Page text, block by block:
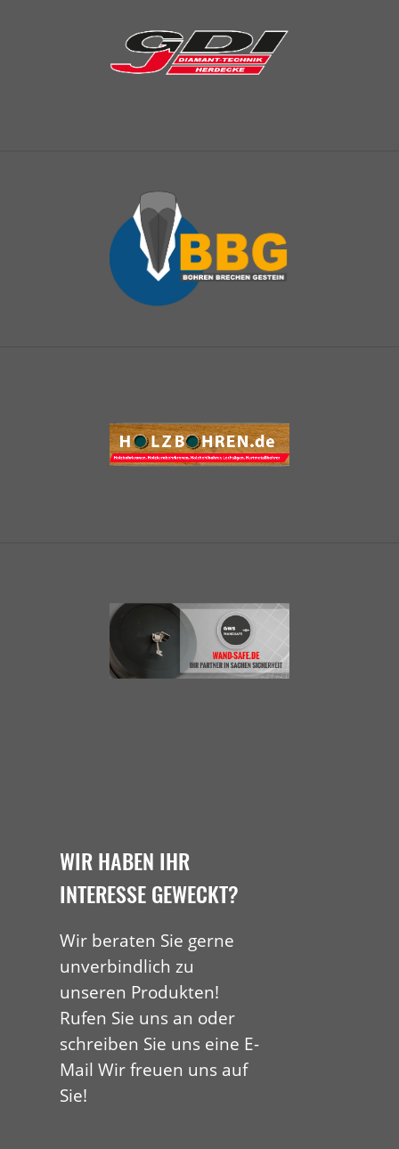
WIR HABEN IHR
INTERESSE GEWECKT?
Wir beraten Sie gerne
unverbindlich zu
unseren Produkten!
Rufen Sie uns an oder
schreiben Sie uns eine E-
Mail Wir freuen uns auf
Sie!